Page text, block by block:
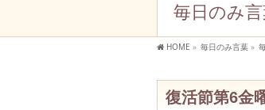
毎日のみ
HOME » 毎日のみ言葉 »
復活節第6金